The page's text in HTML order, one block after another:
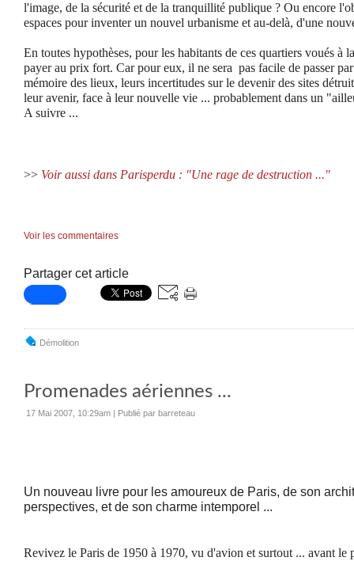
l'image, de la sécurité et de la tranquillité publique ? Ou encore
espaces pour inventer un nouvel urbanisme et au-delà, d'une
En toutes hypothèses, pour les habitants de ces quartiers voués à
payer au prix fort. Car pour eux, il ne sera pas facile de passer
mémoire des lieux, leurs incertitudes sur le devenir des sites
leur avenir, face à leur nouvelle vie ... probablement dans un
A suivre ...
>> Voir aussi dans Parisperdu : "Une rage de destruction ..."
Voir les commentaires
Partager cet article
Démolition
Promenades aériennes ...
17 Mai 2007, 10:29am | Publié par barreteau
Un nouveau livre pour les amoureux de Paris, de son
perspectives, et de son charme intemporel ...
Revivez le Paris de 1950 à 1970, vu d'avion et surtout ... avant le